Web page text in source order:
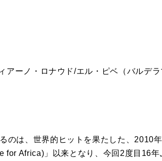
アーノ・ロナウド/エル・ピベ（バルデ
のは、世界的ヒットを果たした、2010
Africa)」以来となり、今回2度目16年